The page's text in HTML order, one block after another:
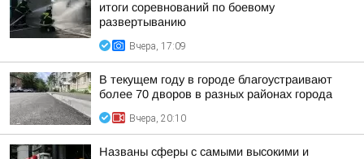
итоги соревнований по боевому
развертыванию
Вчера, 17:09
В текущем году в городе благоустраивают
более 70 дворов в разных районах города
Вчера, 20:10
Названы сферы с самыми высокими и